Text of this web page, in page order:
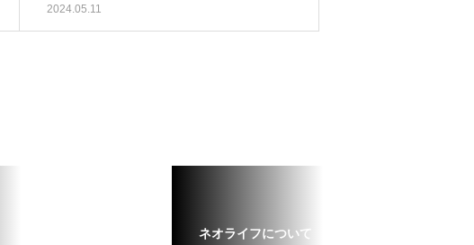
2024.05.11
ネオライフについて